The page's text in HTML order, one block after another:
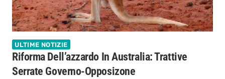
ULTIME NOTIZIE
Riforma Dell’azzardo In Australia: Trattive
Serrate Governo-Opposizone